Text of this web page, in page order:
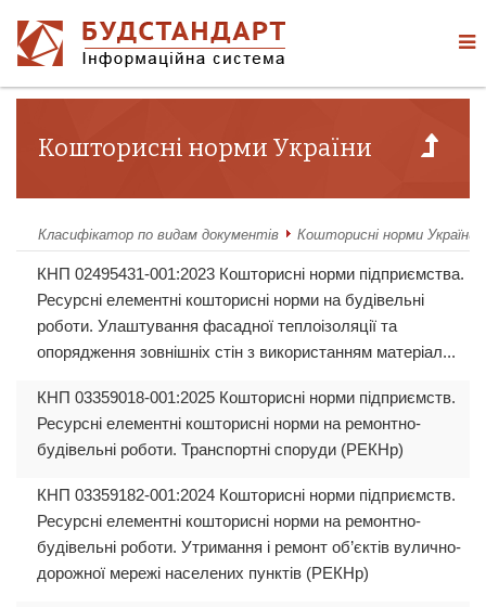
Кошторисні норми України
Класифікатор по видам документів Кошторисні норми України
КНП 02495431-001:2023 Кошторисні норми підприємства.
Ресурсні елементні кошторисні норми на будівельні
роботи. Улаштування фасадної теплоізоляції та
опорядження зовнішніх стін з використанням матеріал...
КНП 03359018-001:2025 Кошторисні норми підприємств.
Ресурсні елементні кошторисні норми на ремонтно-
будівельні роботи. Транспортні споруди (РЕКНр)
КНП 03359182-001:2024 Кошторисні норми підприємств.
Ресурсні елементні кошторисні норми на ремонтно-
будівельні роботи. Утримання і ремонт об’єктів вулично-
дорожної мережі населених пунктів (РЕКНр)